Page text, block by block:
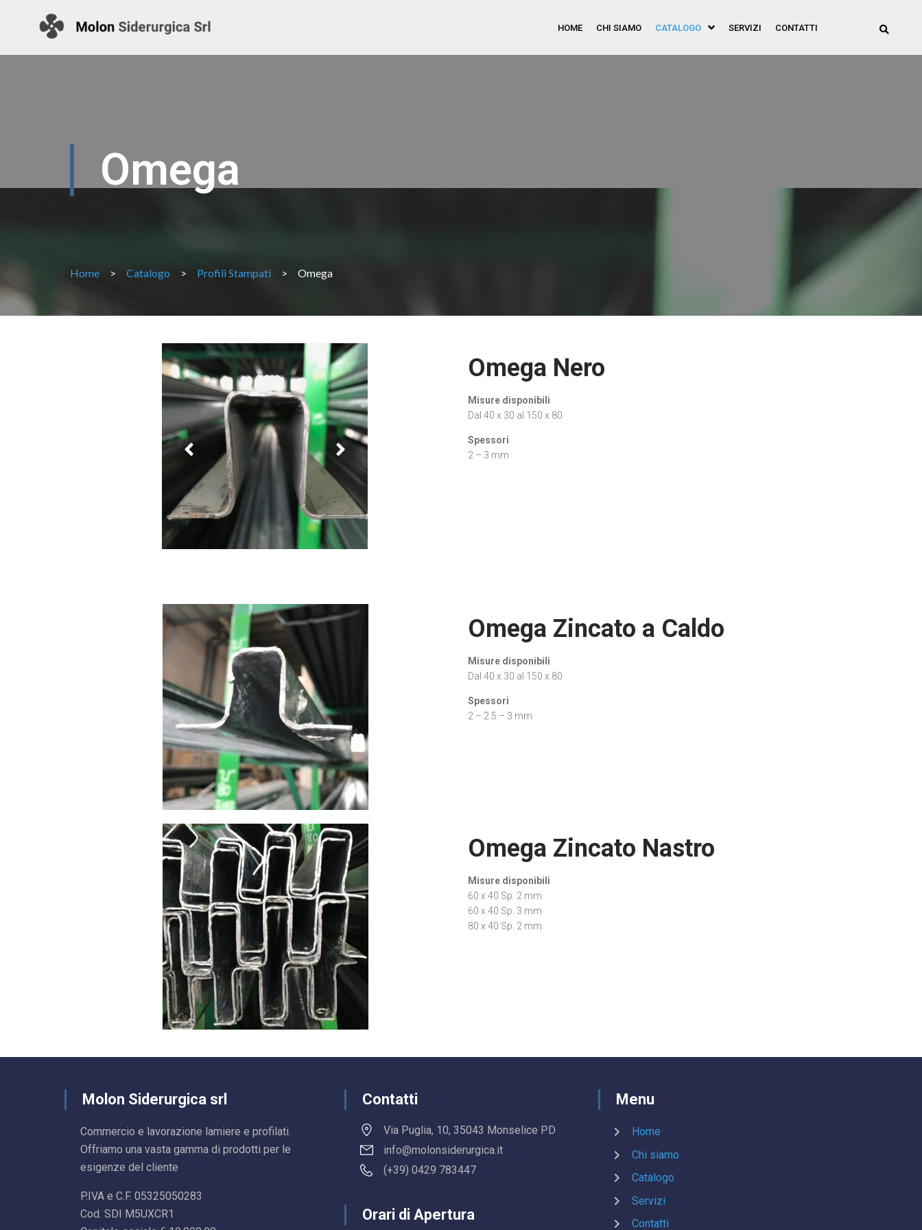
HOME CHI SIAMO CATALOGO SERVIZI CONTATTI
Omega
Home > Catalogo > Profili Stampati > Omega
Omega Nero
Misure disponibili
Dal 40 x 30 al 150 x 80
Spessori
2 – 3 mm
Omega Zincato a Caldo
Misure disponibili
Dal 40 x 30 al 150 x 80
Spessori
2 – 2.5 – 3 mm
Omega Zincato Nastro
Misure disponibili
60 x 40 Sp. 2 mm
60 x 40 Sp. 3 mm
80 x 40 Sp. 2 mm
Molon Siderurgica srl
Commercio e lavorazione lamiere e profilati.
Offriamo una vasta gamma di prodotti per le
esigenze del cliente
P.IVA e C.F. 05325050283
Cod. SDI M5UXCR1
Contatti
Via Puglia, 10, 35043 Monselice PD
info@molonsiderurgica.it
(+39) 0429 783447
Orari di Apertura
Menu
Home
Chi siamo
Catalogo
Servizi
Contatti